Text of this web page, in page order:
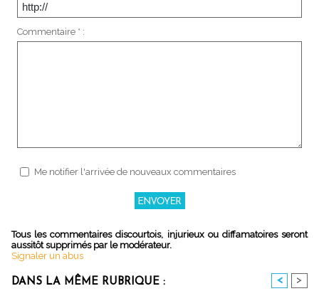
Commentaire * :
Me notifier l'arrivée de nouveaux commentaires
Tous les commentaires discourtois, injurieux ou diffamatoires seront
aussitôt supprimés par le modérateur.
Signaler un abus
DANS LA MÊME RUBRIQUE : < >